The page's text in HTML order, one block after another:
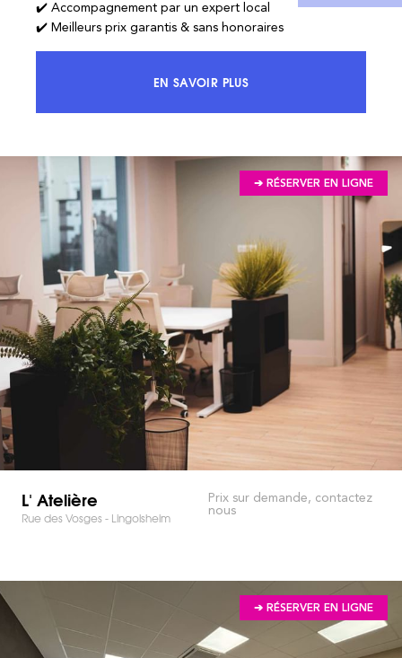
✔️ Accompagnement par un expert local
✔️ Meilleurs prix garantis & sans honoraires
EN SAVOIR PLUSACCÉDEZ À 100% DU MARCHÉ ET
➔ RÉSERVER EN LIGNE
L' Atelière
Rue des Vosges - Lingolsheim
Prix sur demande, contactez
nous
➔ RÉSERVER EN LIGNE